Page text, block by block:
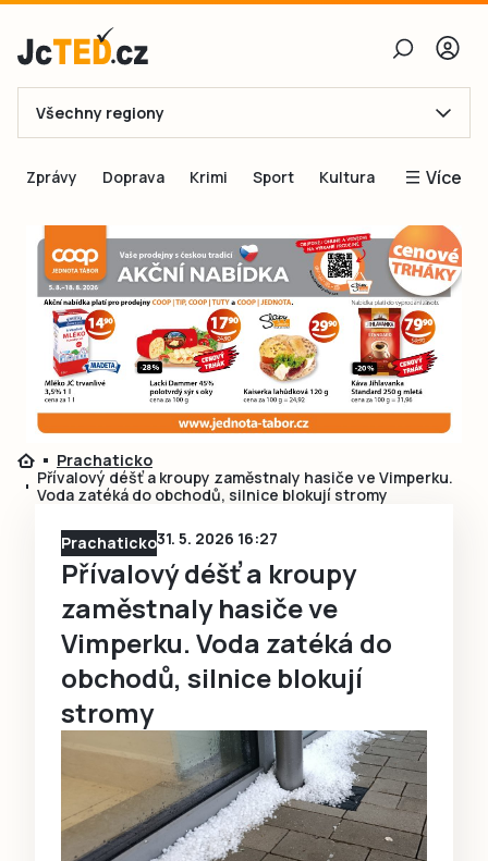
E-mail
Obnovit heslo
Přihlásit se
Přihlásit se přes Facebook
Ještě nemám účet, chci seRegistrovat
Všechny regiony
Zprávy Doprava Krimi Sport Kultura Více
Inspirace
Čtenáři píší
Speciální přílohy
Inzerce
Prachaticko
Přívalový déšť a kroupy zaměstnaly hasiče ve Vimperku.
Voda zatéká do obchodů, silnice blokují stromy
Prachaticko31. 5. 2026 16:27
Přívalový déšť a kroupy
zaměstnaly hasiče ve
Vimperku. Voda zatéká do
obchodů, silnice blokují
stromy